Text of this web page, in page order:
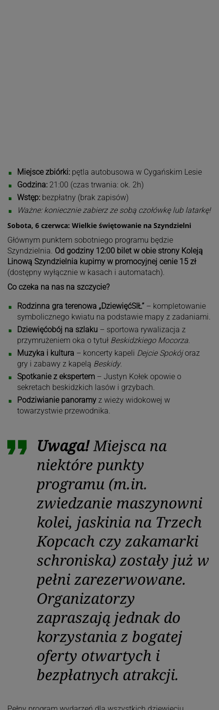
Miejsce zbiórki:pętla autobusowa w Cygańskim Lesie
Godzina:21:00 (czas trwania: ok. 2h)
Wstęp:bezpłatny (brak zapisów)
Ważne: koniecznie zabierz ze sobą czołówkę lub latarkę!
Sobota, 6 czerwca: Wielkie świętowanie na Szyndzielni
Głównym punktem sobotniego programu będzie
Szyndzielnia. Od godziny 12:00 bilet w obie strony Koleją
Linową Szyndzielnia kupimy w promocyjnej cenie 15 zł
(dostępny wyłącznie w kasach i automatach).
Co czeka na nas na szczycie?
Rodzinna gra terenowa „DziewięćSIŁ”– kompletowanie
symbolicznego kwiatu na podstawie mapy z zadaniami.
Dziewięćobój na szlaku– sportowa rywalizacja z
przymrużeniem oka o tytuł Beskidzkiego Mocorza.
Muzyka i kultura – koncerty kapeli Dejcie Spokójoraz
gry i zabawy z kapelą Beskidy.
Spotkanie z ekspertem– Justyn Kołek opowie o
sekretach beskidzkich lasów i grzybach.
Podziwianie panoramyz wieży widokowej w
towarzystwie przewodnika.
Uwaga!Miejsca na
niektóre punkty
programu (m.in.
zwiedzanie maszynowni
kolei, jaskinia na Trzech
Kopcach czy zakamarki
schroniska) zostały już w
pełni zarezerwowane.
Organizatorzy
zapraszają jednak do
korzystania z bogatej
oferty otwartych i
bezpłatnych atrakcji.